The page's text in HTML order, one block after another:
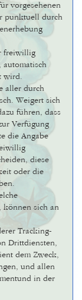
vorgesehenen
punktuell durch
freiwillig
automatisch
wird.
aller durch
Weigert sich
führen, dass
Verfügung
die Angabe
diese
oder die
können sich an
Tracking-
Drittdiensten,
dem Zweck,
und allen
in der